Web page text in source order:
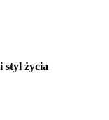
styl życia